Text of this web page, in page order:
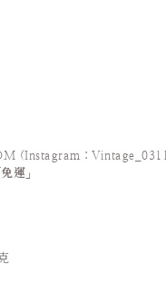
(Instagram：Vintage_0311
免運 」